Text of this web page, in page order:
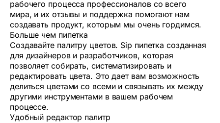
рабочего процесса профессионалов со всего
мира, и их отзывы и поддержка помогают нам
создавать продукт, которым мы очень гордимся.
Больше чем пипетка
Создавайте палитру цветов. Sip пипетка созданная
для дизайнеров и разработчиков, которая
позволяет собирать, систематизировать и
редактировать цвета. Это дает вам возможность
делиться цветами со всеми и связывать их между
другими инструментами в вашем рабочем
процессе.
Удобный редактор палитр